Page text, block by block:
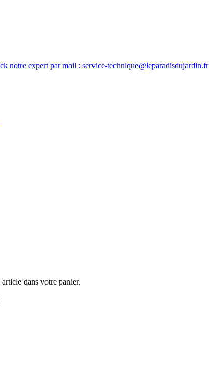
notre expert par mail : service-technique@leparadisdujardin.fr
dans votre panier.